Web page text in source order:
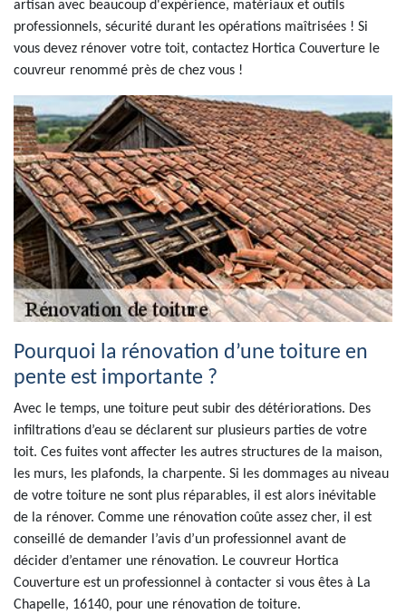
artisan avec beaucoup d'expérience, matériaux et outils
professionnels, sécurité durant les opérations maîtrisées ! Si
vous devez rénover votre toit, contactez Hortica Couverture le
couvreur renommé près de chez vous !
Pourquoi la rénovation d’une toiture en
pente est importante ?
Avec le temps, une toiture peut subir des détériorations. Des
infiltrations d’eau se déclarent sur plusieurs parties de votre
toit. Ces fuites vont affecter les autres structures de la maison,
les murs, les plafonds, la charpente. Si les dommages au niveau
de votre toiture ne sont plus réparables, il est alors inévitable
de la rénover. Comme une rénovation coûte assez cher, il est
conseillé de demander l’avis d’un professionnel avant de
décider d’entamer une rénovation. Le couvreur Hortica
Couverture est un professionnel à contacter si vous êtes à La
Chapelle, 16140, pour une rénovation de toiture.